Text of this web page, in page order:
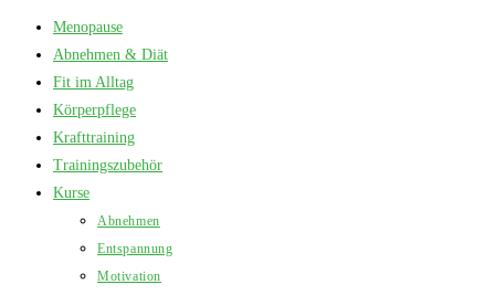
Menopause
Abnehmen & Diät
Fit im Alltag
Körperpflege
Krafttraining
Trainingszubehör
Kurse
Abnehmen
Entspannung
Motivation